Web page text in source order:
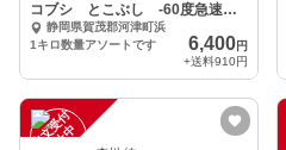
コブシ とこぶし -60度急速冷
凍品静岡県賀茂郡河津町浜
1キロ数量アソートです
6,400円
+送料910円
注
文
受
付
停
止
中